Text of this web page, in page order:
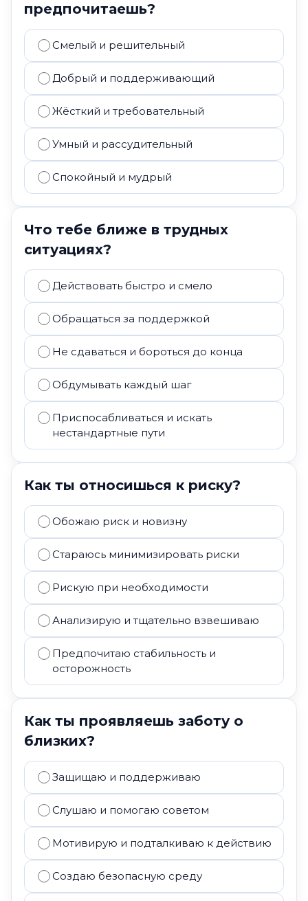
предпочитаешь?
Смелый и решительный
Добрый и поддерживающий
Жёсткий и требовательный
Умный и рассудительный
Спокойный и мудрый
Что тебе ближе в трудных
ситуациях?
Действовать быстро и смело
Обращаться за поддержкой
Не сдаваться и бороться до конца
Обдумывать каждый шаг
Приспосабливаться и искать
нестандартные пути
Как ты относишься к риску?
Обожаю риск и новизну
Стараюсь минимизировать риски
Рискую при необходимости
Анализирую и тщательно взвешиваю
Предпочитаю стабильность и
осторожность
Как ты проявляешь заботу о
близких?
Защищаю и поддерживаю
Слушаю и помогаю советом
Мотивирую и подталкиваю к действию
Создаю безопасную среду